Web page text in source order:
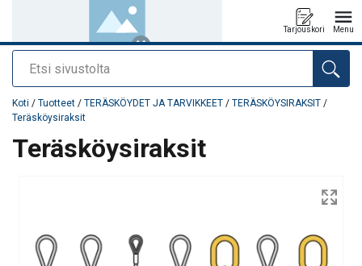
Etsi
Tarjouskori Menu
Tuote lisätty tarjouspyyntöön
Koti / Tuotteet / TERÄSKÖYDET JA TARVIKKEET / TERÄSKÖYSIRAKSIT /
Teräsköysiraksit
Teräsköysiraksit